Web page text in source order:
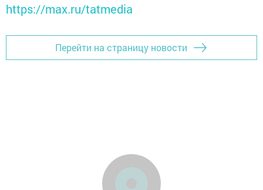
https://max.ru/tatmedia
Перейти на страницу новости